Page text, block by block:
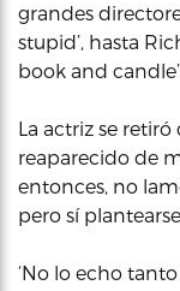
grandes
stupid’, hasta
book and
La actriz se
reaparecido de
entonces, no
pero sí
‘No lo echo